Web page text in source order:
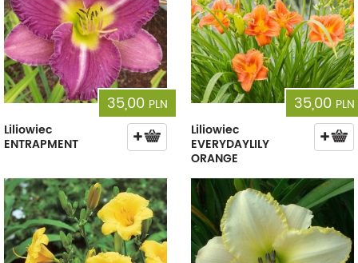
35,00 PLN
Liliowiec
ENTRAPMENT
35,00 PLN
Liliowiec
EVERYDAYLILY
ORANGE